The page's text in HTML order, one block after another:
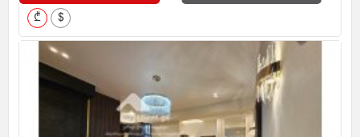
₾ $